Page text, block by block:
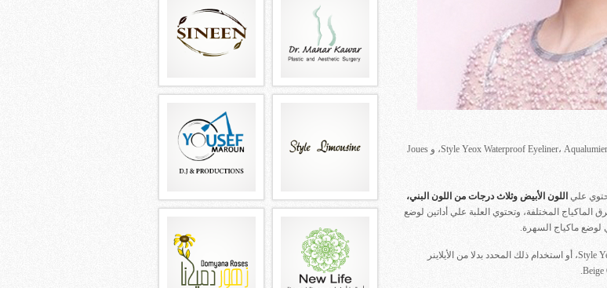
Illusion d’Ombre Riviere Eyeshadow ، محدد عين (أيلاينر) Style Yeox Waterproof Eyeliner، Aqualumiere Gloss، و Joues
اللون الأبيض وثلاث درجات من اللون البني،
الماكياج المختلفة، وتحتوي العلبة علي أداتين لوضع
لوضع ماكياج السهرة.
ويمكنك استخدام أحد ألوان الظلال مع محدد العيون Style Yeox Waterproof Eyeliner، أو استخدام ذلك المحدد بدلا من الأيلاينر